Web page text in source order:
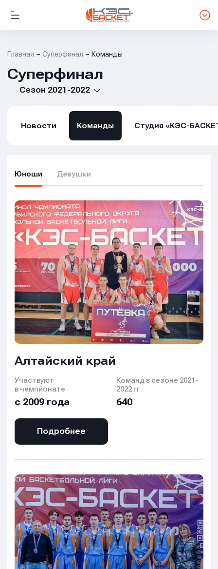
Главная Суперфинал Команды
Суперфинал
Сезон 2021-2022
Новости Команды Студия «КЭС-
Юноши Девушки
Алтайский край
Участвуют
в чемпионате
с 2009 года
Команд в сезоне 2021-
2022 гг.
640
Подробнее